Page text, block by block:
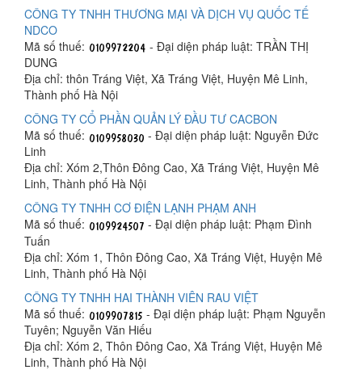
CÔNG TY TNHH THƯƠNG MẠI VÀ DỊCH VỤ QUỐC TẾ
NDCO
Mã số thuế:
- Đại diện pháp luật: TRẦN THỊ
DUNG
Địa chỉ: thôn Tráng Việt, Xã Tráng Việt, Huyện Mê Linh,
Thành phố Hà Nội
CÔNG TY CỔ PHẦN QUẢN LÝ ĐẦU TƯ CACBON
Mã số thuế:
- Đại diện pháp luật: Nguyễn Đức
Linh
Địa chỉ: Xóm 2,Thôn Đông Cao, Xã Tráng Việt, Huyện Mê
Linh, Thành phố Hà Nội
CÔNG TY TNHH CƠ ĐIỆN LẠNH PHẠM ANH
Mã số thuế:
- Đại diện pháp luật: Phạm Đình
Tuấn
Địa chỉ: Xóm 1, Thôn Đông Cao, Xã Tráng Việt, Huyện Mê
Linh, Thành phố Hà Nội
CÔNG TY TNHH HAI THÀNH VIÊN RAU VIỆT
Mã số thuế:
- Đại diện pháp luật: Phạm Nguyễn
Tuyên; Nguyễn Văn Hiếu
Địa chỉ: Xóm 2, Thôn Đông Cao, Xã Tráng Việt, Huyện Mê
Linh, Thành phố Hà Nội